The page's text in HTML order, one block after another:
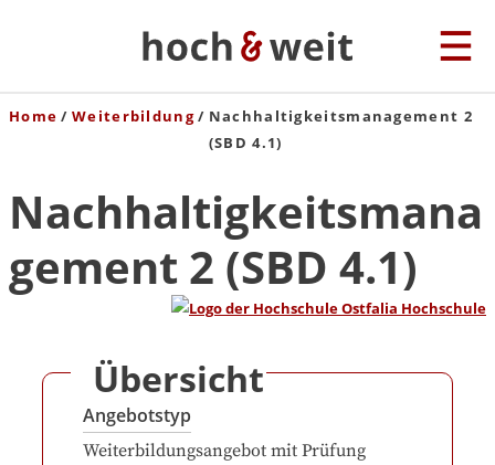
Home Weiterbildung
Nachhaltigkeitsmanagement 2
(SBD 4.1)
Nachhaltigkeitsmana
gement 2 (SBD 4.1)
Übersicht
Angebotstyp
Weiterbildungsangebot mit Prüfung